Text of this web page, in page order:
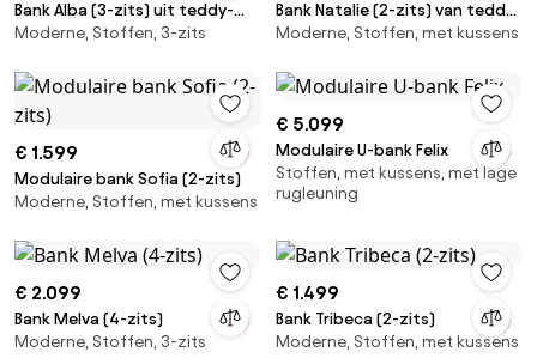
Bank Alba (3-zits) uit teddy-
bouclé
Moderne, Stoffen, 3-zits
Bank Natalie (2-zits) van teddy-
bouclé
Moderne, Stoffen, met kussens
€ 1.599
Modulaire bank Sofia (2-zits)
Moderne, Stoffen, met kussens
€ 5.099
Modulaire U-bank Felix
Stoffen, met kussens, met lage
rugleuning
€ 2.099
Bank Melva (4-zits)
Moderne, Stoffen, 3-zits
€ 1.499
Bank Tribeca (2-zits)
Moderne, Stoffen, met kussens